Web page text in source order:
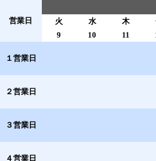
営業日 火 水 木
9
10 11
１営業日
２営業日
３営業日
４営業日